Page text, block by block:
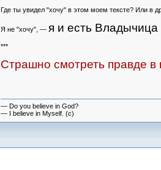
Где ты увидел "хочу" в этом моем тексте? Или в
Я не "хочу", — я и есть Владычица
***
Страшно смотреть правде в
— Do you believe in God?
— I believe in Myself. (c)